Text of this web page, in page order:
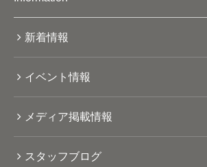
新着情報
イベント情報
メディア掲載情報
スタッフブログ